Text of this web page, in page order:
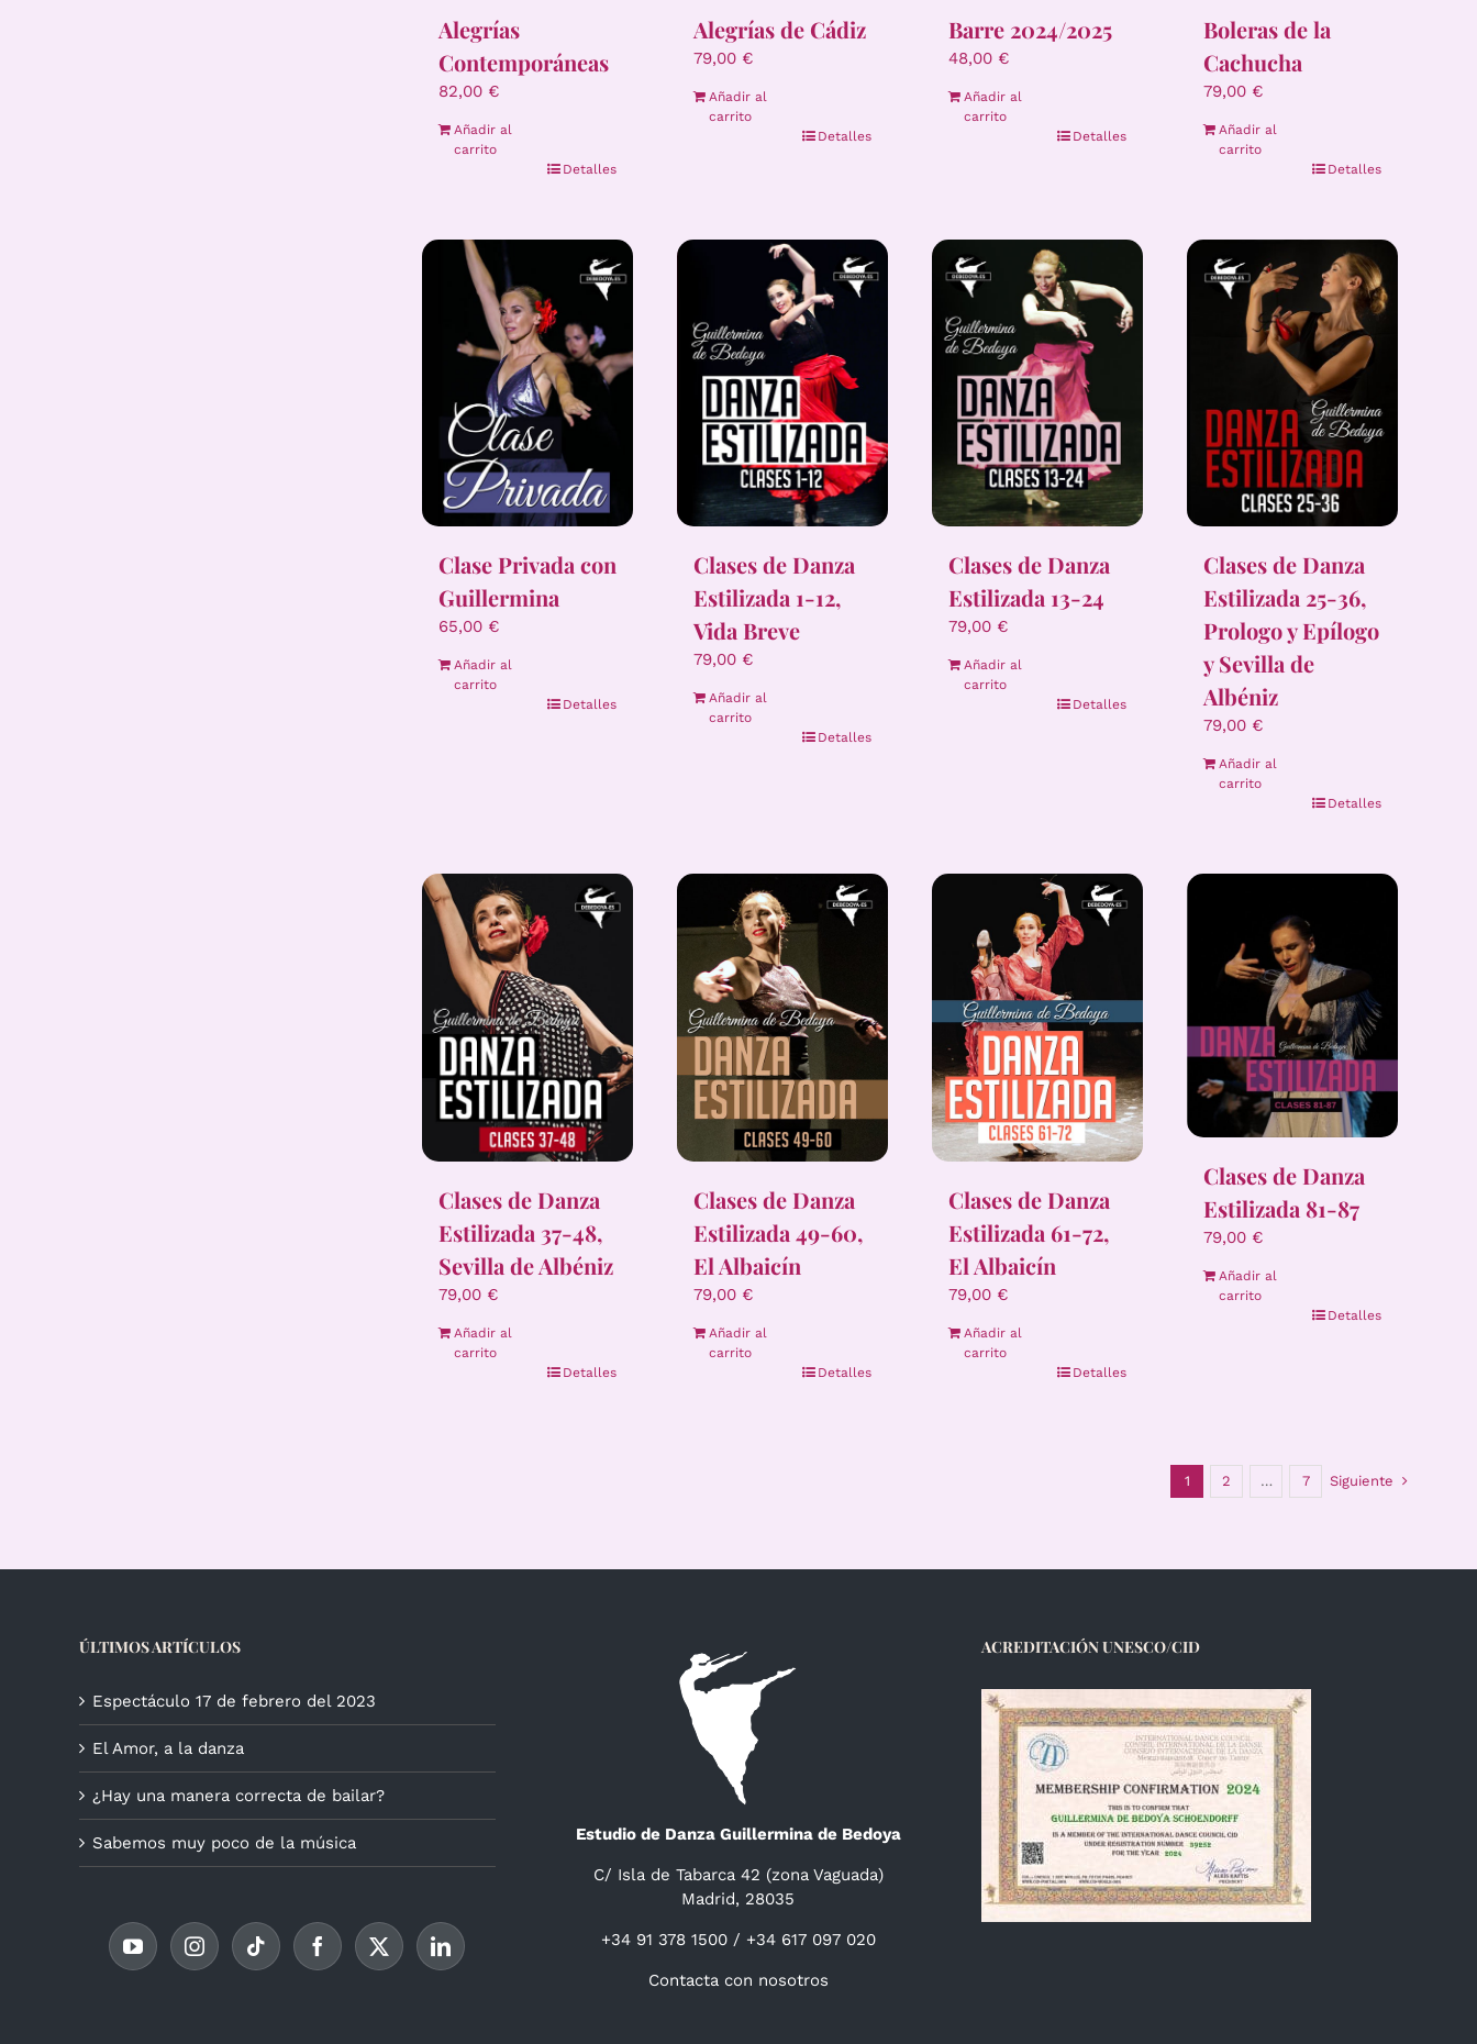
Alegrías
Contemporáneas
82,00 €
Añadir al
carrito
Detalles
Alegrías de Cádiz
79,00 €
Añadir al
carrito
Detalles
Barre 2024/2025
48,00 €
Añadir al
carrito
Detalles
Boleras de la
Cachucha
79,00 €
Añadir al
carrito
Detalles
Clase Privada con
Guillermina
65,00 €
Añadir al
carrito
Detalles
Clases de Danza
Estilizada 1-12,
Vida Breve
79,00 €
Añadir al
carrito
Detalles
Clases de Danza
Estilizada 13-24
79,00 €
Añadir al
carrito
Detalles
Clases de Danza
Estilizada 25-36,
Prologo y Epílogo
y Sevilla de
Albéniz
79,00 €
Añadir al
carrito
Detalles
Clases de Danza
Estilizada 37-48,
Sevilla de Albéniz
79,00 €
Añadir al
carrito
Detalles
Clases de Danza
Estilizada 49-60,
El Albaicín
79,00 €
Añadir al
carrito
Detalles
Clases de Danza
Estilizada 61-72,
El Albaicín
79,00 €
Añadir al
carrito
Detalles
Clases de Danza
Estilizada 81-87
79,00 €
Añadir al
carrito
Detalles
1 2 … 7 Siguiente
ÚLTIMOS ARTÍCULOS
Espectáculo 17 de febrero del 2023
El Amor, a la danza
¿Hay una manera correcta de bailar?
Sabemos muy poco de la música Estudio de Danza Guillermina de Bedoya
C/ Isla de Tabarca 42 (zona Vaguada)
Madrid, 28035
+34 91 378 1500 / +34 617 097 020
Contacta con nosotros
ACREDITACIÓN UNESCO/CID